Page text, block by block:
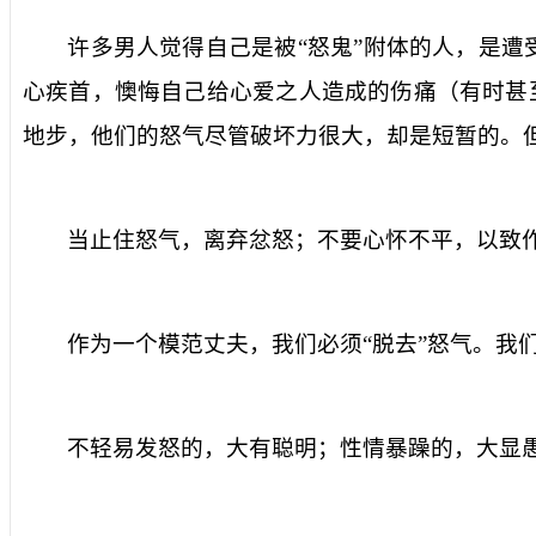
许多男人觉得自己是被“怒鬼”附体的人，是
心疾首，懊悔自己给心爱之人造成的伤痛（有时
地步，他们的怒气尽管破坏力很大，却是短暂的。
当止住怒气，离弃忿怒；不要心怀不平，以致
作为一个模范丈夫，我们必须“脱去”怒气。
不轻易发怒的，大有聪明；性情暴躁的，大显